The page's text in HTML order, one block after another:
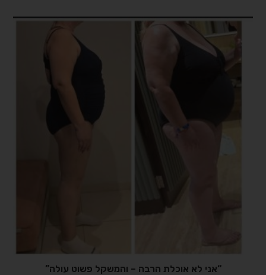
“אני לא אוכלת הרבה – והמשקל פשוט עולה”